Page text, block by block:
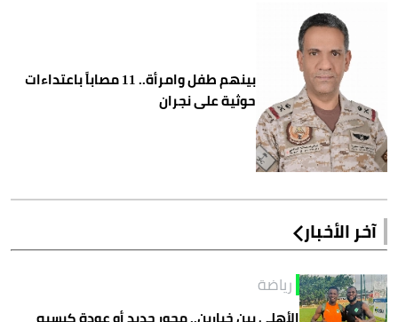
بينهم طفل وامرأة.. 11 مصاباً باعتداءات
حوثية على نجران
آخر الأخبار
رياضة